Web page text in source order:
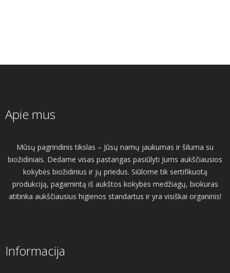
Apie mus
Mūsų pagrindinis tikslas – Jūsų namų jaukumas ir šiluma su
biožidiniais. Dedame visas pastangas pasiūlyti Jums aukščiausios
kokybės biožidinius ir jų priedus. Siūlome tik sertifikuotą
produkciją, pagamintą iš aukštos kokybės medžiagų, biokuras
atitinka aukščiausius higienos standartus ir yra visiškai organinis!
Informacija